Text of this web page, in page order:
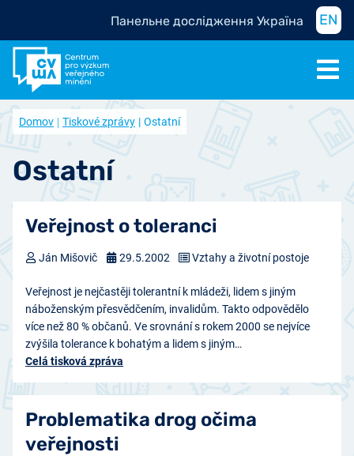
Панельне дослідження Україна EN
Domov Tiskové zprávy Ostatní
Ostatní
Veřejnost o toleranci
Veřejnost je nejčastěji tolerantní k mládeži, lidem s jiným
náboženským přesvědčením, invalidům. Takto odpovědělo
více než 80 % občanů. Ve srovnání s rokem 2000 se nejvíce
zvýšila tolerance k bohatým a lidem s jiným…
Celá tisková zpráva
Ján Mišovič 29.5.2002 Vztahy a životní postoje
Problematika drog očima
veřejnosti